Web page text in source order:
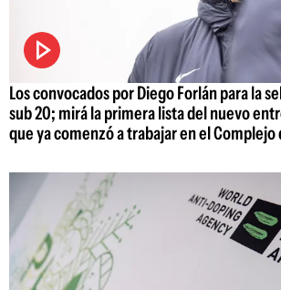
Los convocados por Diego Forlán para la
sub 20; mirá la primera lista del nuevo
que ya comenzó a trabajar en el Complejo